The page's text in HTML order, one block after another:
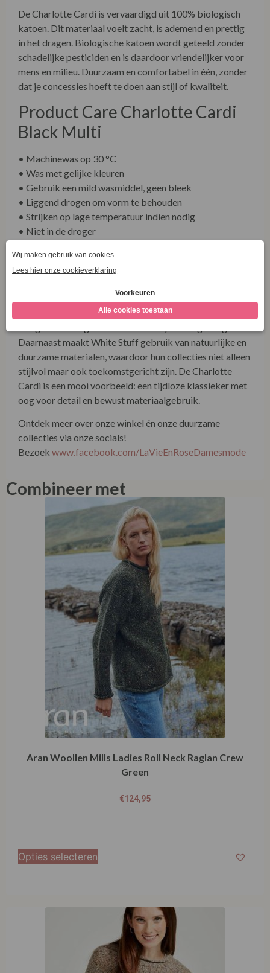
in het dragen. Biologische katoen wordt geteeld zonder
schadelijke pesticiden en is daardoor vriendelijker voor
mens en milieu. Duurzaam en comfortabel in één, zonder
dat je concessies hoeft te doen aan stijl of kwaliteit.
Product Care Charlotte Cardi
Black Multi
• Machinewas op 30 °C
• Gebruik een mild wasmiddel, geen bleek
• Liggend drogen om vorm te behouden
• Strijken op lage temperatuur indien nodig
• Niet in de droger
White Stuff
White Stuff is een Brits merk dat bekendstaat om zijn
creatieve prints, kwalitatieve materialen en
design met draagbare modellen die jarenlang meegaan.
Daarnaast maakt White Stuff gebruik van natuurlijke en
stijlvol maar ook toekomstgericht zijn. De Charlotte
Cardi is een mooi voorbeeld: een tijdloze klassieker met
oog voor detail en bewust materiaalgebruik.
Ontdek meer over onze winkel én onze duurzame
collecties via onze socials!
Bezoek www.facebook.com/LaVieEnRoseDamesmode
Combineer met
Aran Woollen Mills Ladies Roll Neck Raglan Crew
€124,95